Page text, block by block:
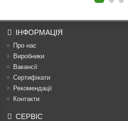
ІНФОРМАЦІЯ
Про нас
Виробники
Вакансії
Сертифікати
Рекомендації
Контакти
СЕРВІС